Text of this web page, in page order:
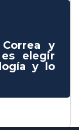
y
elegir
y lo